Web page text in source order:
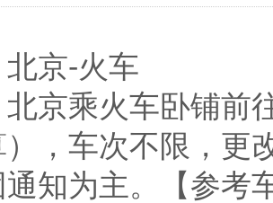
京-火车
北京乘火车卧铺前
，车次不限，更
知为主。【参考